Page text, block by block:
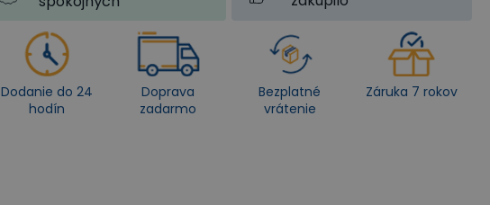
Dodanie do 24
hodín
Doprava
zadarmo
Bezplatné
vrátenie
Záruka 7 rokov